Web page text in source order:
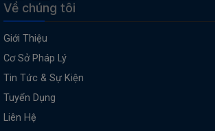
Về chúng tôi
Giới Thiệu
Cơ Sở Pháp Lý
Tin Tức & Sự Kiện
Tuyển Dụng
Liên Hệ